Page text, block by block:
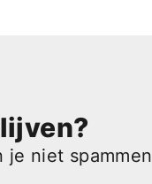
je niet spammen